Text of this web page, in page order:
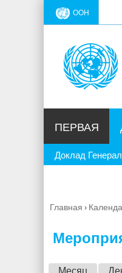
ООН
ПЕРВАЯ
Доклад
Вы
Главная ›